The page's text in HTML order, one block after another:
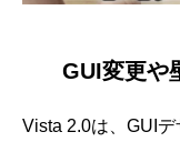
GUI変更や
Vista 2.0は、GUI